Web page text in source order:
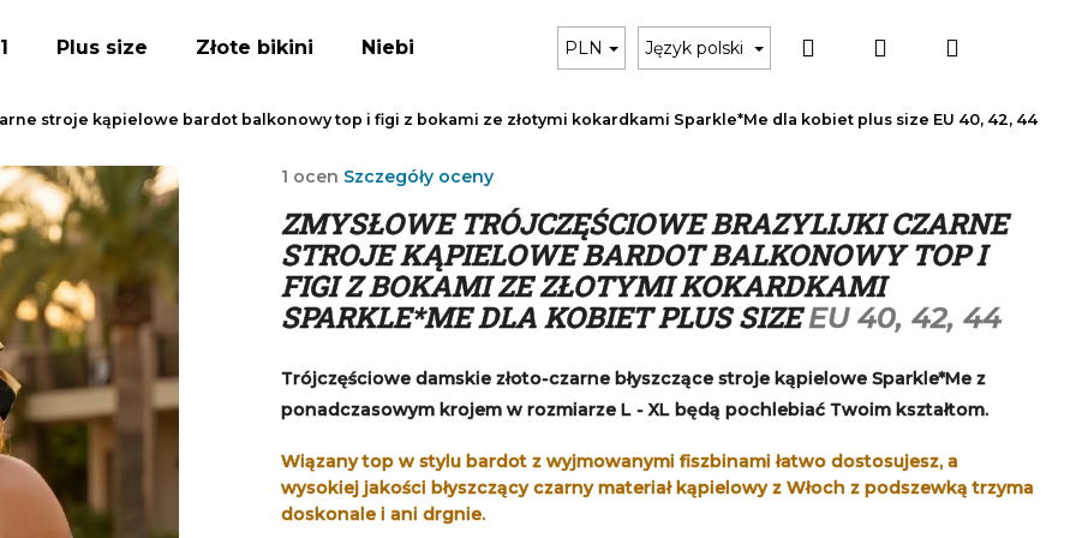
Plus size Złote bikini Niebieskie bikini Czarne bikini Karta podarunkowa
PLN Język polski SzukajZalogujKoszyk
stroje kąpielowe bardot balkonowy top i figi z bokami ze złotymi kokardkami Sparkle*Me dla kobiet plus size EU 40, 42, 44
Średnia
produktu
wynosi
5,0
na
5
gwiazdek.
1 ocen Szczegóły oceny
ZMYSŁOWE TRÓJCZĘŚCIOWE BRAZYLIJKI CZARNE
STROJE KĄPIELOWE BARDOT BALKONOWY TOP I
FIGI Z BOKAMI ZE ZŁOTYMI KOKARDKAMI
SPARKLE*ME DLA KOBIET PLUS SIZEEU 40, 42, 44
Trójczęściowe damskie złoto-czarne błyszczące stroje kąpielowe Sparkle*Me z
ponadczasowym krojem w rozmiarze L - XL będą pochlebiać Twoim kształtom.
Wiązany top w stylu bardot z wyjmowanymi fiszbinami łatwo dostosujesz, a
wysokiej jakości błyszczący czarny materiał kąpielowy z Włoch z podszewką trzyma
doskonale i ani drgnie.
Czego szukasz?
SZUKAJ
Polecamy